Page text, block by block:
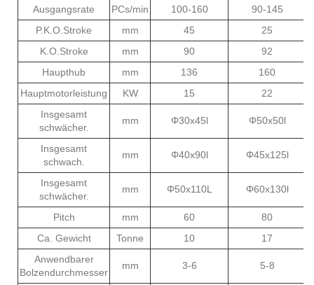
Ausgangsrate
PCs/min 100-160
90-145
P.K.O.Stroke
mm 45
25
K.O.Stroke
mm 90
92
Haupthub
mm 136
160
Hauptmotorleistung
KW 15
22
Insgesamt
schwächer.
mm Φ30x45l Φ50x50l
Insgesamt
schwach.
mm Φ40x90l Φ45x125l
Insgesamt
schwächer.
mm Φ50x110L Φ60x130l
Pitch mm 60
80
Ca. Gewicht
Tonne 10
17
Anwendbarer
Bolzendurchmesser
mm 3-6 5-8